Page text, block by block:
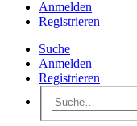
Anmelden
Registrieren
Suche
Anmelden
Registrieren